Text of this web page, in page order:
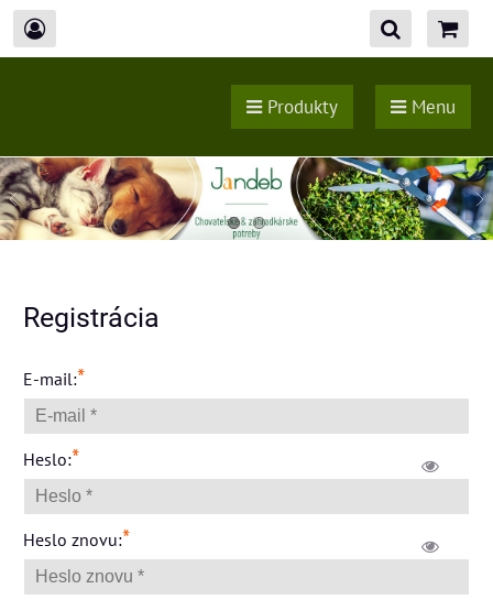
Produkty Menu
Registrácia
E-mail:*
Heslo:*
Heslo znovu:*